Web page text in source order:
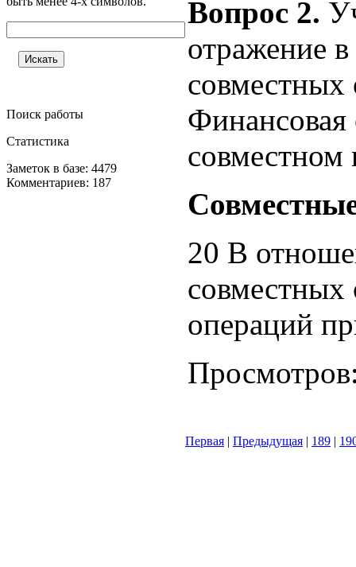
Поиск работы
Статистика
Заметок в базе: 4479
Комментариев: 187
Вопрос 2.
отражение
Финансовая
совместном
20 В
совместных
операций
Первая | Предыдущая | 189 |